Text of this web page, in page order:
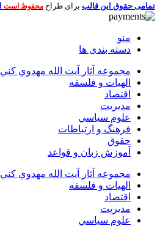
تمامی حقوق این قالب برای طراح محفوظ است
منو
دسته بندی ها
مجموعه آثار آيت الله مهدوي كني
الهیات و فلسفه
اقتصاد
مديريت
علوم سياسي
فرهنگ و ارتباطات
حقوق
آموزش زبان و قواعد
مجموعه آثار آيت الله مهدوي كني
الهیات و فلسفه
اقتصاد
مديريت
علوم سياسي